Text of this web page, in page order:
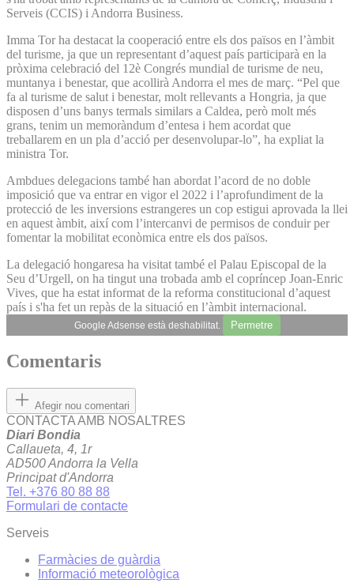
Serveis (CCIS) i Andorra Business.
Imma Tor ha destacat la cooperació entre els dos països en l’àmbit
del turisme, ja que un representant d’aquest país participarà en la
pròxima celebració del 12è Congrés mundial de turisme de neu,
muntanya i benestar, que acollirà Andorra el mes de març. “Pel que
fa al turisme de salut i benestar, molt rellevants a Hongria, ja que
disposen d’uns banys termals similars a Caldea, però molt més
grans, tenim un memoràndum d’entesa i hem acordat que
treballarem en un pla d’acció per desenvolupar-lo”, ha expliat la
ministra Tor.
Ambdues delegacions també han abordat l’acord de no doble
imposició que va entrar en vigor el 2022 i l’aprofundiment de la
protecció de les inversions estrangeres un cop estigui aprovada la llei
en aquest àmbit, així com l’intercanvi de permisos de conduir per
fomentar la mobilitat econòmica entre els dos països.
La delegació hongaresa ha visitat també el Palau Episcopal de la
Seu d’Urgell, on ha tingut una trobada amb el copríncep Joan-Enric
Vives, que ha estat informat de la reforma constitucional d’aquest
país i s'ha fet un repàs de la situació en l’àmbit internacional.
Google Adsense està deshabilitat. Permetre
Comentaris
Afegir nou comentari
CONTACTA AMB NOSALTRES
Diari Bondia
Callaueta, 4, 1r
AD500 Andorra la Vella
Principat d'Andorra
Tel. +376 80 88 88
Formulari de contacte
Serveis
Farmàcies de guàrdia
Informació meteorològica